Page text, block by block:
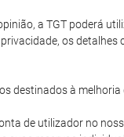
a TGT poderá
os
destinados à
de utilizador no